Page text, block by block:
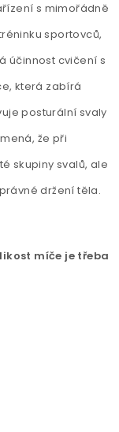
s mimořádně
sportovců,
účinnost cvičení s
která zabírá
posturální svaly
že při
skupiny svalů, ale
držení těla.
míče je třeba